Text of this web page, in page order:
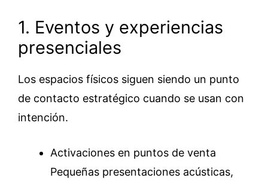
1. Eventos y experiencias
presenciales
Los espacios físicos siguen siendo un punto
de contacto estratégico cuando se usan con
intención.
Activaciones en puntos de venta
Pequeñas presentaciones acústicas,